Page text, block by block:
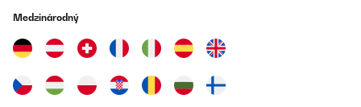
gemacht).Der Decke des Mixerbehälters ist ebenfalls sehr massiv
gearbeitet. Er hat einen kleinen ovalen Einsatz, der für den
Druckausgleich sorgt und den man zwecks manueller Reinigung
auch entnehmen kann.Überhaut macht alles einen sehr robusten,
einer größeren Belastung ausgesetzt sind).Der Mixermotor dreht
sehr hoch (höher als alle anderen Mixer, die ich mir so
Medzinárodný